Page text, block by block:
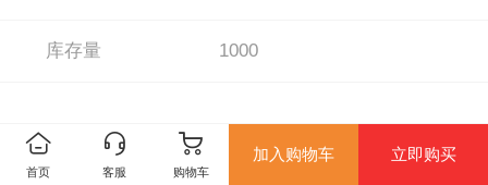
库存量 1000
首页 客服 购物车
加入购物车 立即购买